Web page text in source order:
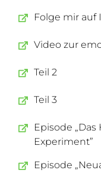
Folge mir auf
Video zur
Teil 2
Teil 3
Episode
Experiment”
Episode